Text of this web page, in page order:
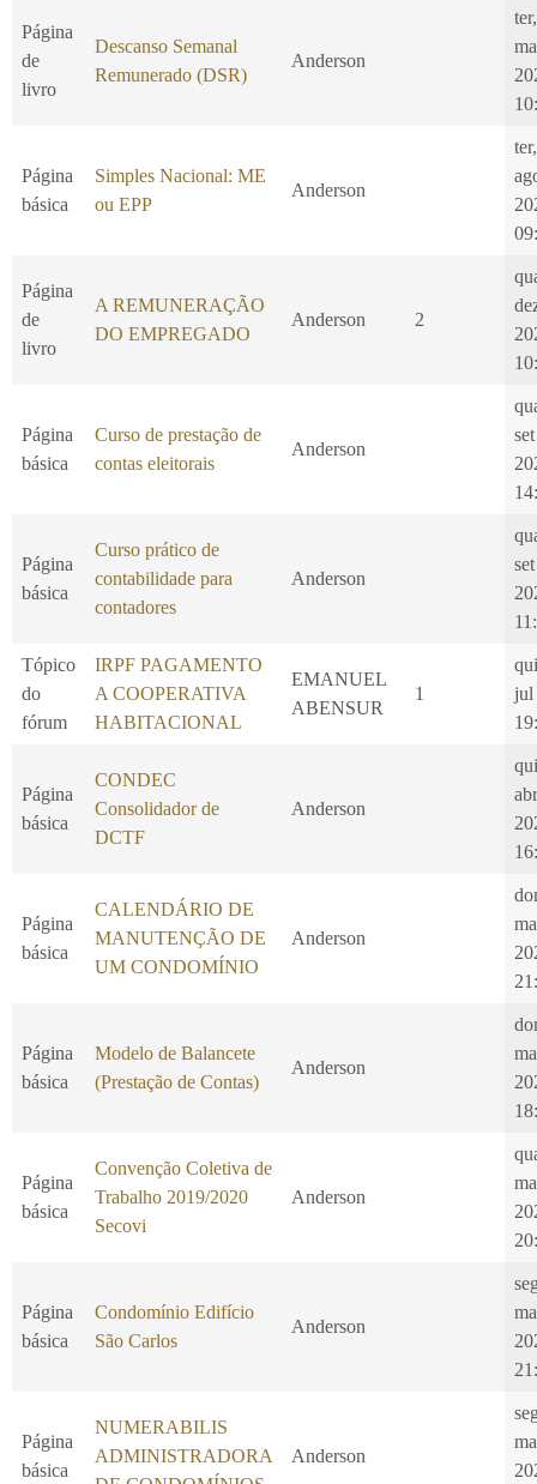
Página
de
livro
Descanso Semanal
Remunerado (DSR)
Anderson
Página
básica
Simples Nacional: ME
ou EPP
Anderson
Página
de
livro
A REMUNERAÇÃO
DO EMPREGADO
Anderson 2
Página
básica
Curso de prestação de
contas eleitorais
Anderson
set
Página
básica
Curso prático de
contabilidade para
contadores
Anderson
set
Tópico
do
fórum
IRPF PAGAMENTO
A COOPERATIVA
HABITACIONAL
EMANUEL
ABENSUR
1
jul
Página
básica
CONDEC
Consolidador de
DCTF
Anderson
abr
Página
básica
CALENDÁRIO DE
MANUTENÇÃO DE
UM CONDOMÍNIO
Anderson
Página
básica
Modelo de Balancete
(Prestação de Contas)
Anderson
Página
básica
Convenção Coletiva de
Trabalho 2019/2020
Secovi
Anderson
Página
básica
Condomínio Edifício
São Carlos
Anderson
Página
básica
NUMERABILIS
ADMINISTRADORA
Anderson